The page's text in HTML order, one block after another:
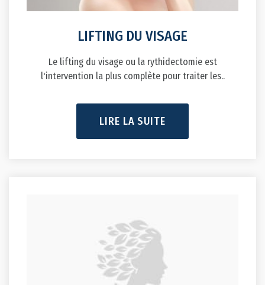
LIFTING DU VISAGE
Le lifting du visage ou la rythidectomie est
l'intervention la plus complète pour traiter les..
LIRE LA SUITE